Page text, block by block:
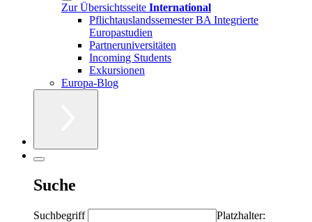
Zur Übersichtsseite International
Pflichtauslandssemester BA Integrierte
Europastudien
Partneruniversitäten
Incoming Students
Exkursionen
Europa-Blog
Suche
Suchbegriff
Platzhalter: